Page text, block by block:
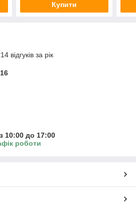
Купити
відгуків за рік
10:00 до 17:00
роботи